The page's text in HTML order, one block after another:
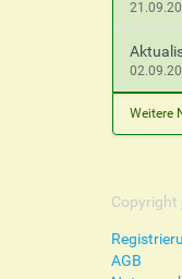
Weitere
Copyright
AGB